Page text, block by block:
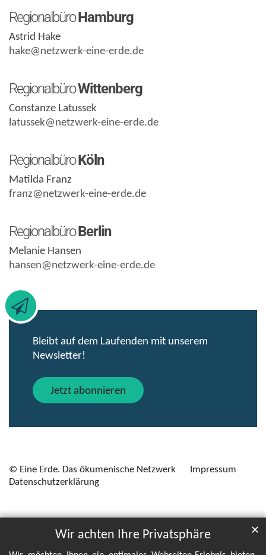
Wir achten Ihre Privatsphäre ✕
RegionalbüroHamburg
Astrid Hake
hake@netzwerk-eine-erde.de
RegionalbüroWittenberg
Constanze Latussek
latussek@netzwerk-eine-erde.de
RegionalbüroKöln
Matilda Franz
franz@netzwerk-eine-erde.de
RegionalbüroBerlin
Melanie Hansen
hansen@netzwerk-eine-erde.de
Bleibt auf dem Laufenden mit unserem
Newsletter!
Jetzt abonnieren
© Eine Erde. Das ökumenische Netzwerk
Impressum
Datenschutzerklärung